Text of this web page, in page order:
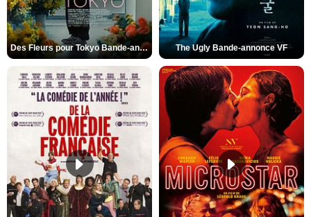
Des Fleurs pour Tokyo Bande-annonce VO STFR The Ugly Bande-annonce VF